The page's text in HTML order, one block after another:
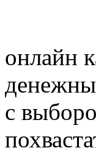
онлайн
с